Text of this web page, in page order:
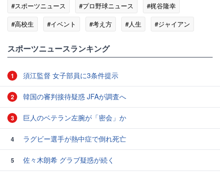
#スポーツニュース #プロ野球ニュース
#梶谷隆幸
#高校生
#イベント #考え方 #人生
#ジャイアン
スポーツニュースランキング
1 須江監督 女子部員に3条件提示
2 韓国の審判接待疑惑 JFAが調査へ
3 巨人のベテラン左腕が「密会」か
4 ラグビー選手が熱中症で倒れ死亡
5
佐々木朗希 グラブ疑惑が続く